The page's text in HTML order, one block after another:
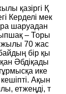
қазіргі Қ
Керделі мек
шаруадан
– Торы
жылы 70 жас
бір қы
Әбдіқады
ике
Ақын
етжеңді, т